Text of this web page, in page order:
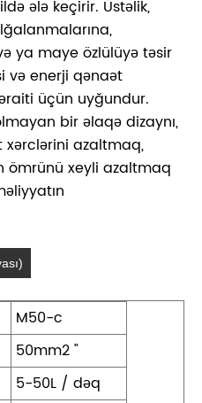
ələ keçirir. Üstəlik,
ya maye özlülüyə təsir
və enerji qənaət
üçün uyğundur.
bir əlaqə dizaynı,
xərclərini azaltmaq,
ömrünü xeyli azaltmaq
M50-c
50mm2 "
5-50L / dəq